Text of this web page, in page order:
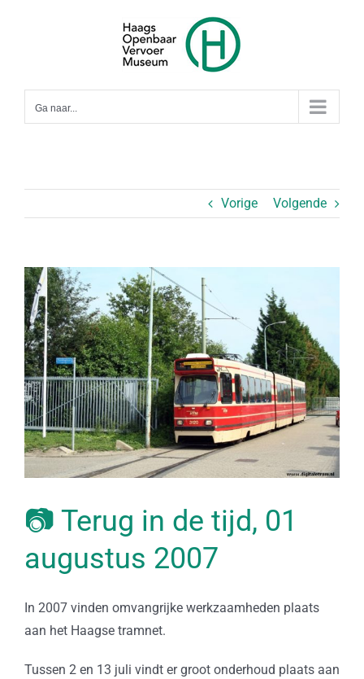
Ga naar...
Vorige Volgende
Bekijk
grotere
afbeelding
📷 Terug in de tijd, 01
augustus 2007
In 2007 vinden omvangrijke werkzaamheden plaats
aan het Haagse tramnet.
Tussen 2 en 13 juli vindt er groot onderhoud plaats aan